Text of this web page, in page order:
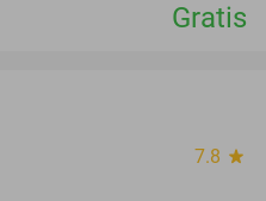
Gratis
7.8 star